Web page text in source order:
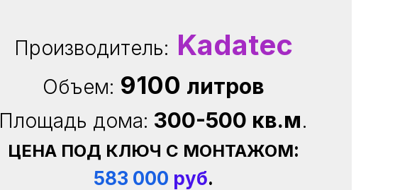
Производитель: Kadatec
Объем: 9100 литров
Площадь дома: 300-500 кв.м.
ЦЕНА ПОД КЛЮЧ С МОНТАЖОМ:
583 000 руб.